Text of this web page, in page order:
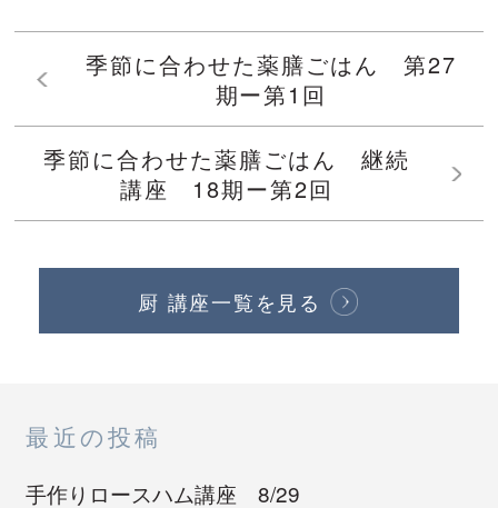
季節に合わせた薬膳ごはん 第27
期ー第1回
季節に合わせた薬膳ごはん 継続
講座 18期ー第2回
厨 講座一覧を見る
最近の投稿
手作りロースハム講座 8/29